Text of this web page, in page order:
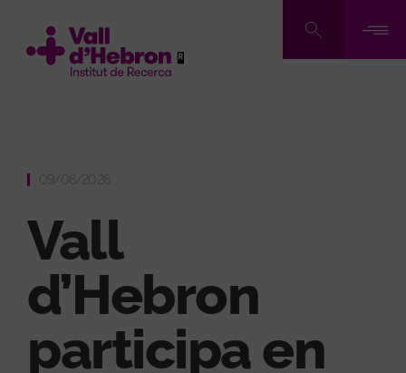
contingut
09/06/2026
Vall
d’Hebron
participa en